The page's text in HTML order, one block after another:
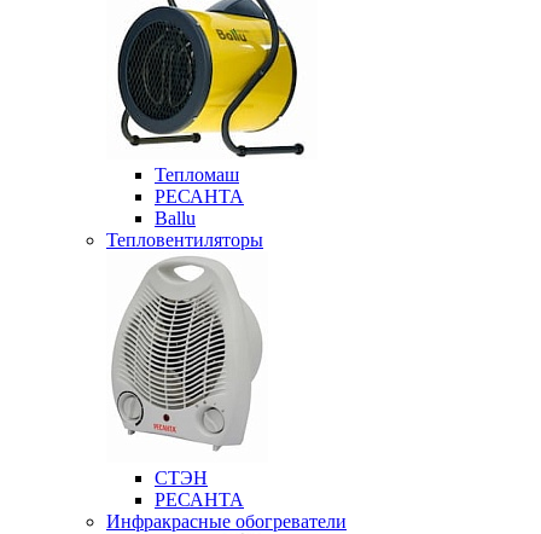
Тепломаш
РЕСАНТА
Ballu
Тепловентиляторы
СТЭН
РЕСАНТА
Инфракрасные обогреватели